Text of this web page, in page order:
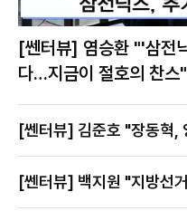
[쎈터뷰] 염승환 "'삼전닉스' 반도체 사이클 계속 간
다…지금이 절호의 찬스"
[쎈터뷰] 김준호 "장동혁, 양심 있으면 대표 즉각 사퇴해
야"
[쎈터뷰] 백지원 "지방선거 與 압승, 장동혁 지도부 책임